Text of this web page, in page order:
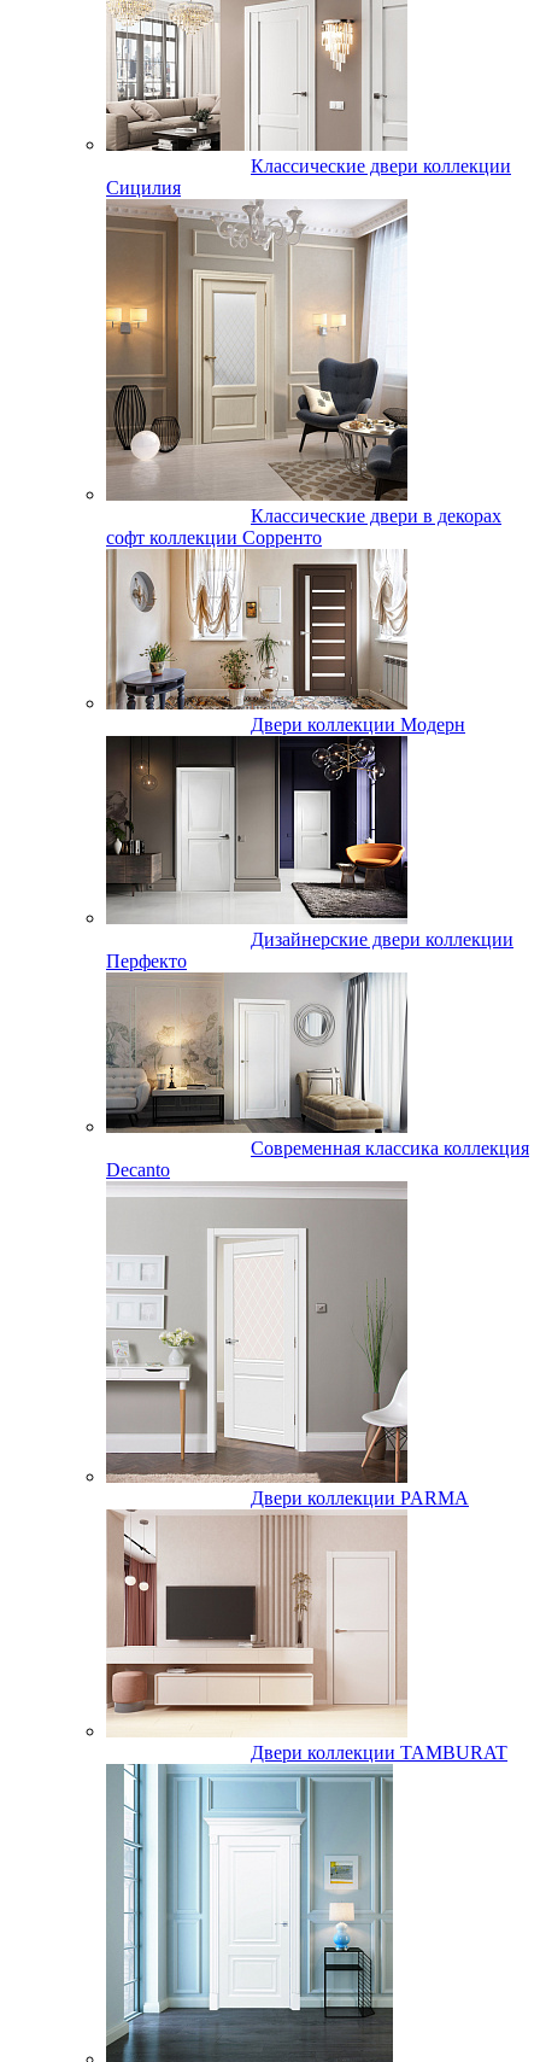
Классические двери коллекции
Сицилия
Классические двери в декорах
софт коллекции Сорренто
Двери коллекции Модерн
Дизайнерские двери коллекции
Перфекто
Современная классика коллекция
Decanto
Двери коллекции PARMA
Двери коллекции TAMBURAT